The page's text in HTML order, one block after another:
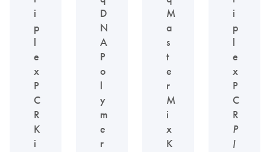
i
p
l
e
x
P
C
R
K
i
D
N
A
P
o
l
y
m
e
r
M
a
s
t
e
r
M
i
x
K
i
p
l
e
x
P
C
R
P
l